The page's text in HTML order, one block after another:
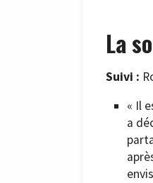
La
Suivi :
« Il
a